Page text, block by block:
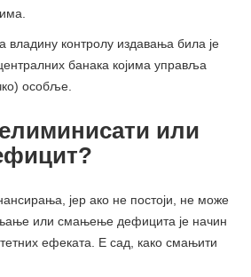
владину контролу издавања била је
банака којима управља
особље.
или
јер ако не постоји, не може
или смањење дефицита је начин
ефеката. Е сад, како смањити